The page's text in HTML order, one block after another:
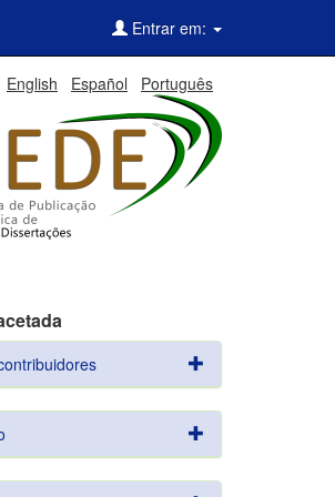
Entrar em:
English Español Português